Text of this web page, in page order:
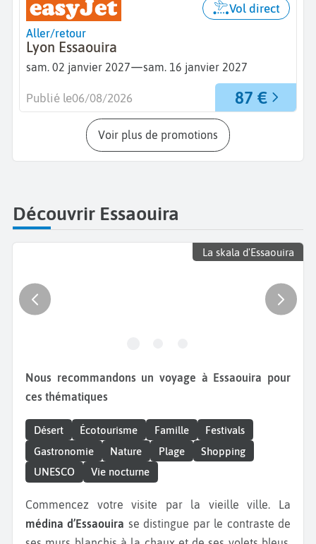
Aller/retour
Lyon Essaouira
sam. 02 janvier 2027—sam. 16 janvier 2027
Vol direct
87 €
Publié le06/08/2026
Voir plus de promotions
Découvrir Essaouira
La skala d'Essaouira
Nous recommandons un voyage à Essaouira pour
ces thématiques
Désert Écotourisme Famille
Festivals
Gastronomie
Nature Plage
Shopping
UNESCO
Vie nocturne
Commencez votre visite par la vieille ville. La
médina d’Essaouira se distingue par le contraste de